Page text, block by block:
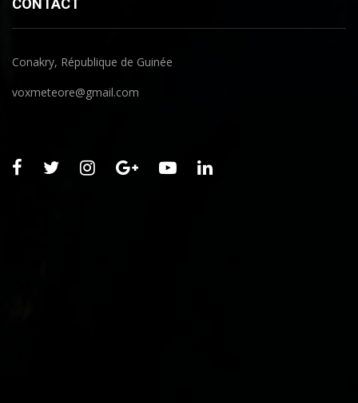
CONTACT
Conakry, République de Guinée
voxmeteore@gmail.com